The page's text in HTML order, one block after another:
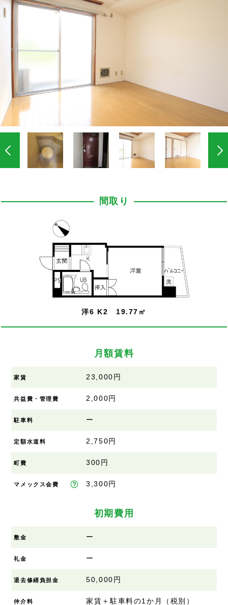
間取り
洋6 K2 19.77㎡
月額賃料
家賃 23,000円
共益費・管理費 2,000円
駐車料 ー
定額水道料 2,750円
町費 300円
マメックス会費 3,300円
初期費用
敷金 ー
礼金 ー
退去修繕負担金 50,000円
仲介料 家賃＋駐車料の1か月（税別）